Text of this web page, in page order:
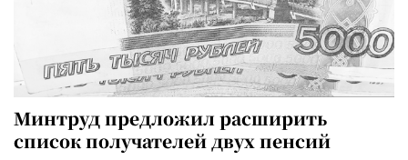
Минтруд предложил расширить
список получателей двух пенсий